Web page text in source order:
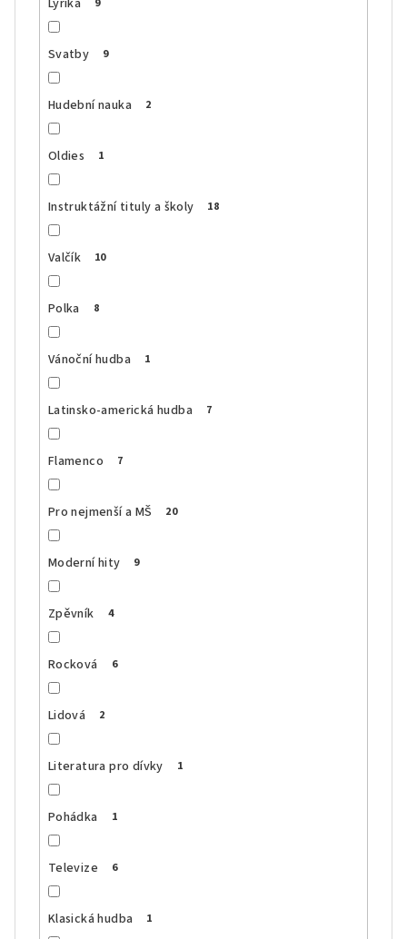
Lyrika 9
Svatby 9
Hudební nauka 2
Oldies 1
Instruktážní tituly a školy 18
Valčík 10
Polka 8
Vánoční hudba 1
Latinsko-americká hudba 7
Flamenco 7
Pro nejmenší a MŠ 20
Moderní hity 9
Zpěvník 4
Rocková 6
Lidová 2
Literatura pro dívky 1
Pohádka 1
Televize 6
Klasická hudba 1